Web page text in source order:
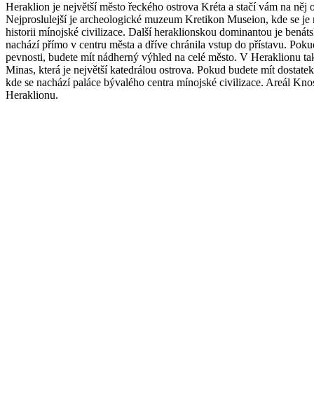
Heraklion je největší město řeckého ostrova Kréta a stačí vám na něj
Nejproslulejší je archeologické muzeum Kretikon Museion, kde se
historii mínojské civilizace. Další heraklionskou dominantou je
nachází přímo v centru města a dříve chránila vstup do přístavu.
pevnosti, budete mít nádherný výhled na celé město. V Heraklionu
Minas, která je největší katedrálou ostrova. Pokud budete mít
kde se nachází paláce bývalého centra mínojské civilizace. Areál
Heraklionu.